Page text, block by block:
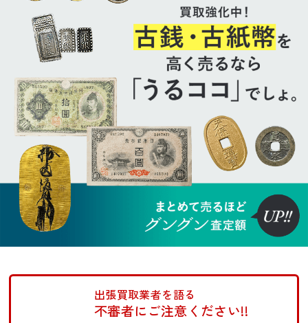
出張買取業者を語る
不審者にご注意ください!!